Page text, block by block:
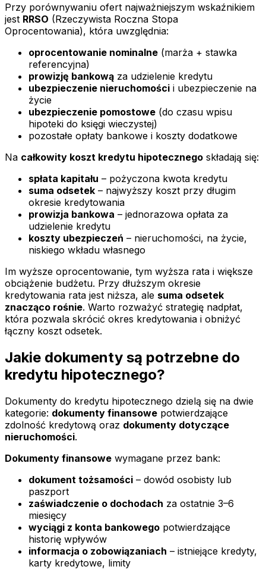
Przy porównywaniu ofert najważniejszym wskaźnikiem
jest RRSO (Rzeczywista Roczna Stopa
Oprocentowania), która uwzględnia:
oprocentowanie nominalne (marża + stawka
referencyjna)
prowizję bankową za udzielenie kredytu
ubezpieczenie nieruchomości i ubezpieczenie na
życie
ubezpieczenie pomostowe (do czasu wpisu
hipoteki do księgi wieczystej)
pozostałe opłaty bankowe i koszty dodatkowe
Na całkowity koszt kredytu hipotecznego składają się:
spłata kapitału – pożyczona kwota kredytu
suma odsetek – najwyższy koszt przy długim
okresie kredytowania
prowizja bankowa – jednorazowa opłata za
udzielenie kredytu
koszty ubezpieczeń – nieruchomości, na życie,
niskiego wkładu własnego
Im wyższe oprocentowanie, tym wyższa rata i większe
obciążenie budżetu. Przy dłuższym okresie
kredytowania rata jest niższa, ale suma odsetek
znacząco rośnie. Warto rozważyć strategię nadpłat,
która pozwala skrócić okres kredytowania i obniżyć
łączny koszt odsetek.
Jakie dokumenty są potrzebne do
kredytu hipotecznego?
Dokumenty do kredytu hipotecznego dzielą się na dwie
kategorie: dokumenty finansowe potwierdzające
zdolność kredytową oraz dokumenty dotyczące
nieruchomości.
Dokumenty finansowe wymagane przez bank:
dokument tożsamości – dowód osobisty lub
paszport
zaświadczenie o dochodach za ostatnie 3–6
miesięcy
wyciągi z konta bankowego potwierdzające
historię wpływów
informacja o zobowiązaniach – istniejące kredyty,
karty kredytowe, limity